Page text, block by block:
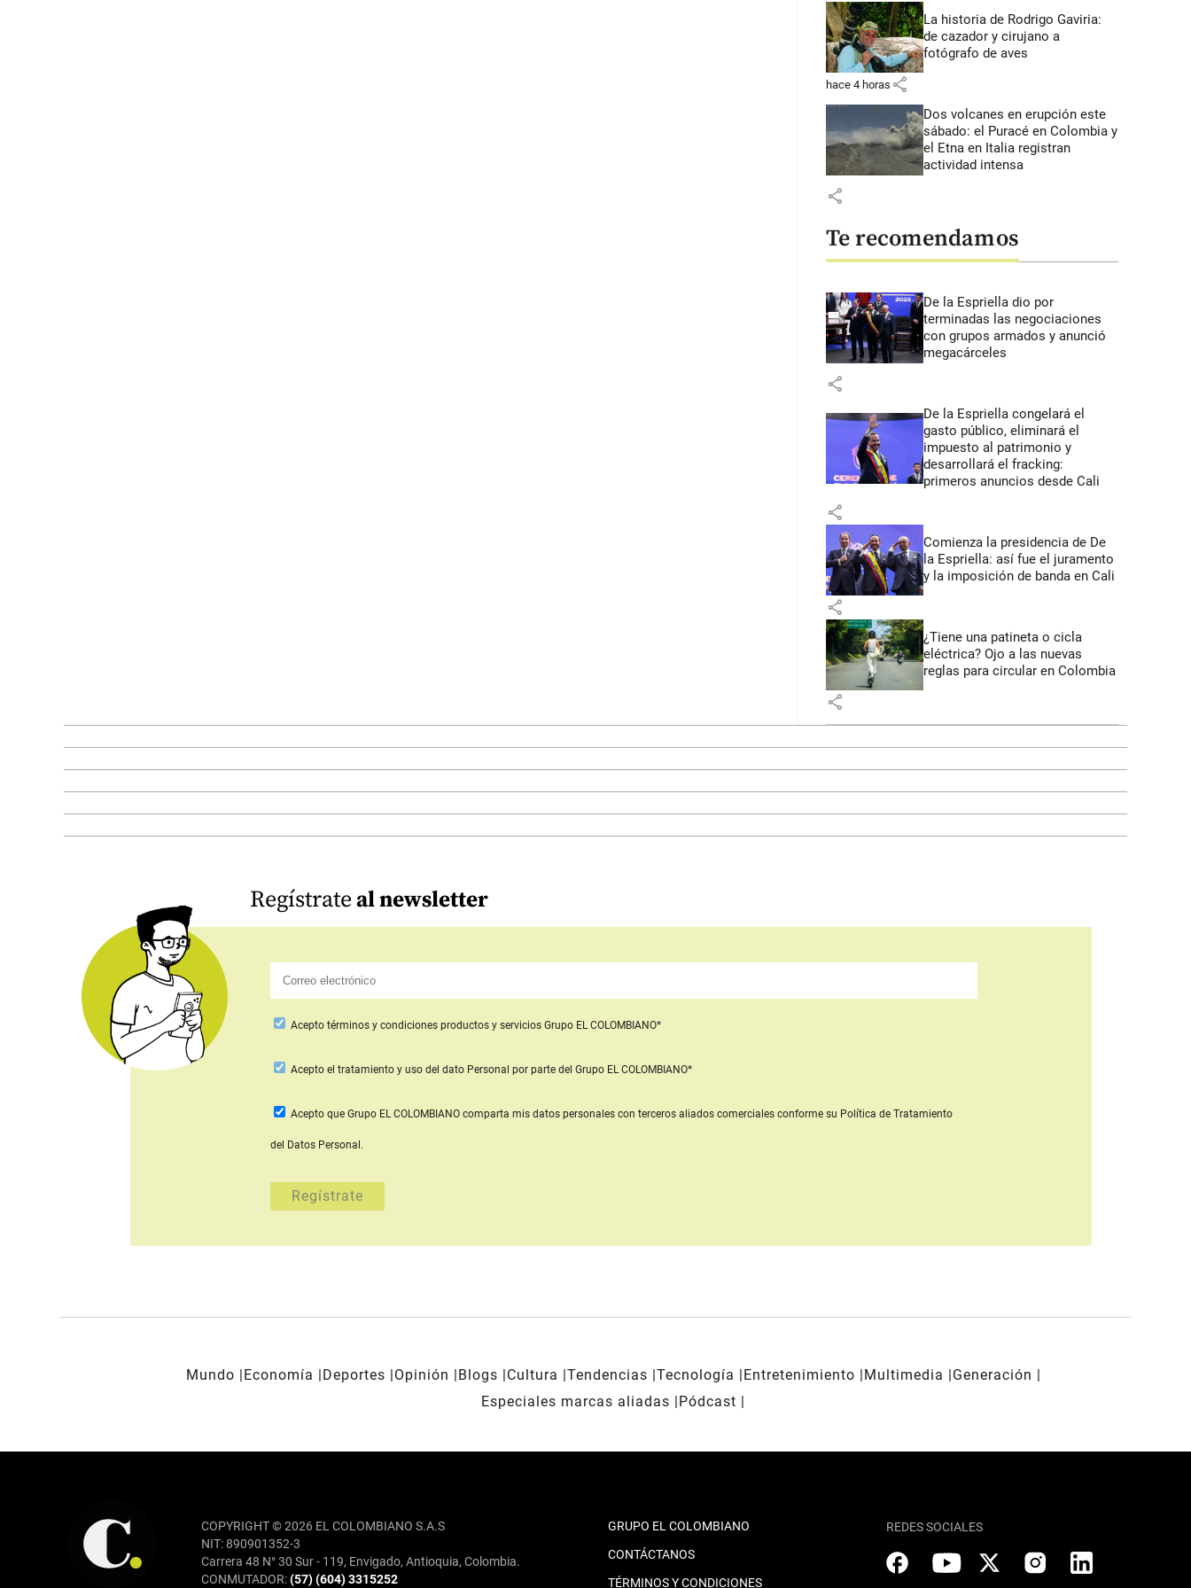
La historia de Rodrigo Gaviria:
de cazador y cirujano a
fotógrafo de aves
hace 4 horas share
Dos volcanes en erupción este
sábado: el Puracé en Colombia y
el Etna en Italia registran
actividad intensa
share
Te recomendamos
De la Espriella dio por
terminadas las negociaciones
con grupos armados y anunció
megacárceles
share
De la Espriella congelará el
gasto público, eliminará el
impuesto al patrimonio y
desarrollará el fracking:
primeros anuncios desde Cali
share
Comienza la presidencia de De
la Espriella: así fue el juramento
y la imposición de banda en Cali
share
¿Tiene una patineta o cicla
eléctrica? Ojo a las nuevas
reglas para circular en Colombia
share
Regístrateal newsletter
Acepto términos y condiciones productos y servicios Grupo EL COLOMBIANO*
Aceptoel tratamiento y uso del dato Personal por parte del Grupo EL COLOMBIANO*
Acepto que Grupo EL COLOMBIANO comparta mis datos personales con terceros aliados comercialesconforme su Política de Tratamiento
del Datos Personal.
Mundo Economía Deportes Opinión Blogs Cultura Tendencias Tecnología Entretenimiento Multimedia
Generación
Especiales marcas aliadas
Pódcast
COPYRIGHT © 2026 EL COLOMBIANO S.A.S
NIT: 890901352-3
Carrera 48 N° 30 Sur - 119, Envigado, Antioquia, Colombia.
CONMUTADOR:(57) (604) 3315252
GRUPO EL COLOMBIANO
CONTÁCTANOS
TÉRMINOS Y CONDICIONES
REDES SOCIALES